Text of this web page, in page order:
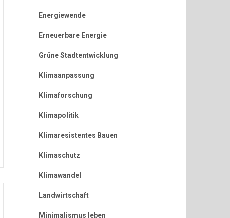
Energiewende
Erneuerbare Energie
Grüne Stadtentwicklung
Klimaanpassung
Klimaforschung
Klimapolitik
Klimaresistentes Bauen
Klimaschutz
Klimawandel
Landwirtschaft
Minimalismus leben